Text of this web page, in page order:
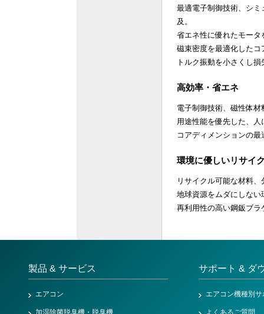
最適電子制御技術、シ
及。
省エネ性に優れたモータ
磁束密度を最適化したコ
トルク振動を小さくし
高効率・省エネ
電子制御技術、磁性体
用途性能を優先した、
コアディメンションの
環境に優しいリサイ
リサイクル可能な材料
地球資源をムダにしな
再利用性の高い鋼鈑ブ
製品 & サービス
エアコン
加湿除菌脱臭機・脱臭機
サポート & ダ
エアコン機種別
よくあるご質問